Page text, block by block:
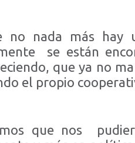
no nada más hay
se están
que ya no
el propio
que nos